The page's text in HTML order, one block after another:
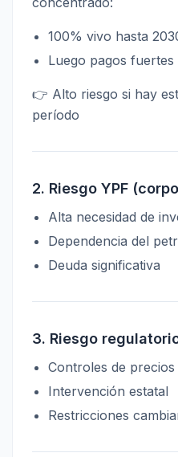
100% vivo hasta
Luego pagos fuertes
👉 Alto riesgo si hay
período
2. Riesgo YPF
Alta necesidad de
Dependencia del
Deuda significativa
3. Riesgo
Controles de precios
Intervención estatal
Restricciones